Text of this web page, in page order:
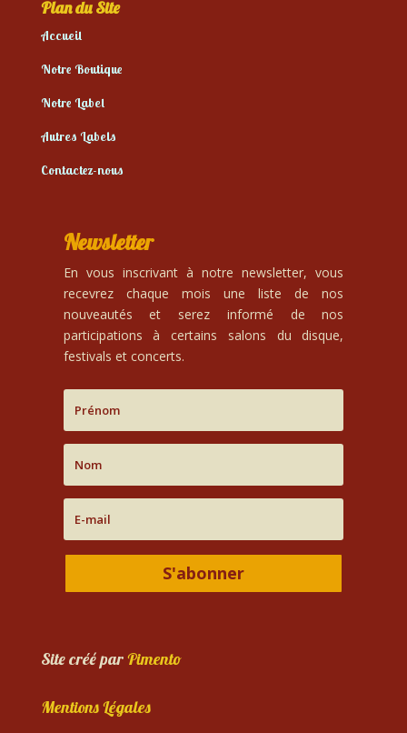
Plan du Site
Accueil
Notre Boutique
Notre Label
Autres Labels
Contactez-nous
Newsletter
En vous inscrivant à notre newsletter, vous
recevrez chaque mois une liste de nos
nouveautés et serez informé de nos
participations à certains salons du disque,
festivals et concerts.
S'abonner
Site créé parPimento
Mentions Légales